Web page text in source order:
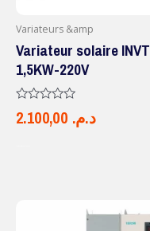
Variateurs &amp
Variateur solaire INVT
1,5KW-220V
Note
0
د.م.